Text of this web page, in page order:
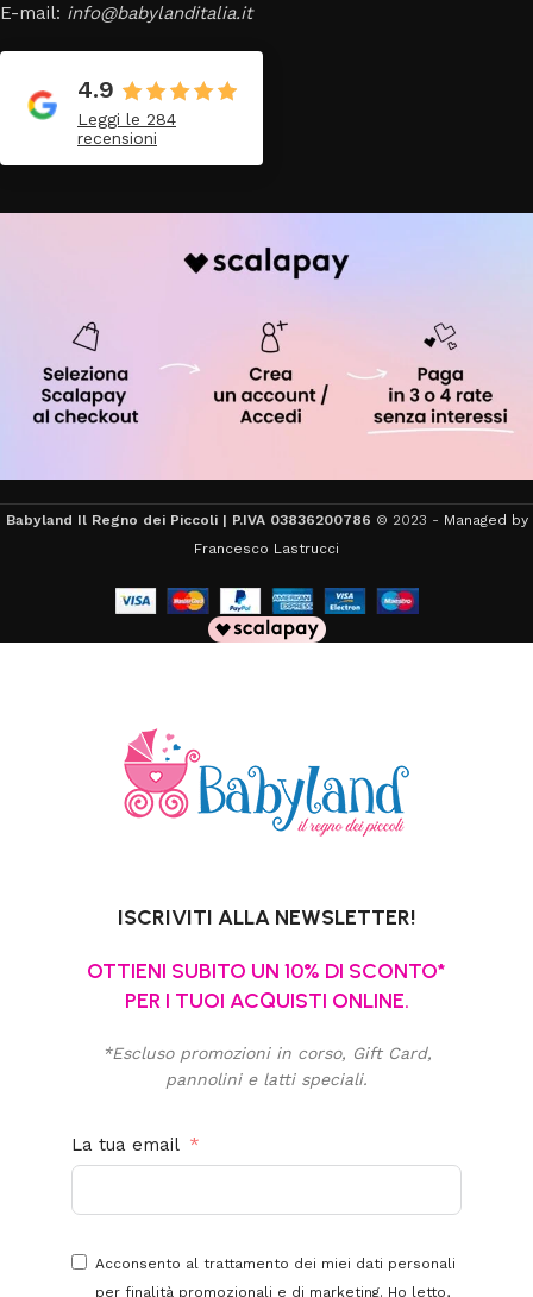
E-mail: info@babylanditalia.it
4.9
Leggi le 284
recensioni
Babyland Il Regno dei Piccoli | P.IVA 03836200786 © 2023 - Managed by
Francesco Lastrucci
ISCRIVITI ALLA NEWSLETTER!
OTTIENI SUBITO UN 10% DI SCONTO*
PER I TUOI ACQUISTI ONLINE.
*Escluso promozioni in corso, Gift Card,
pannolini e latti speciali.
La tua email
Acconsento al trattamento dei miei dati personali
per finalità promozionali e di marketing. Ho letto,